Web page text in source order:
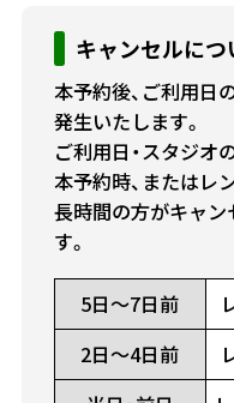
キャンセルにつ
本予約後、ご利用日
発生いたします。
ご利用日・スタジオ
本予約時、またはレ
長時間の方がキャ
す。
5日～7日前
2日～4日前